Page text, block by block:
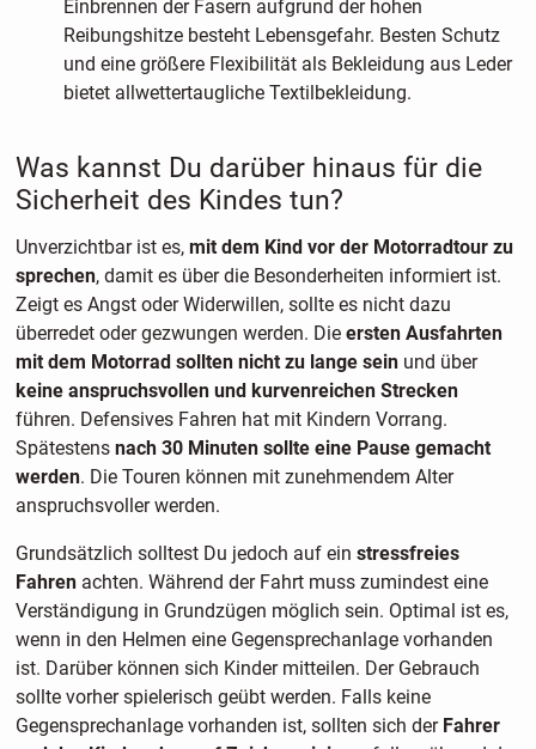
Einbrennen der Fasern aufgrund der hohen
Reibungshitze besteht Lebensgefahr. Besten Schutz
und eine größere Flexibilität als Bekleidung aus Leder
bietet allwettertaugliche Textilbekleidung.
Was kannst Du darüber hinaus für die
Sicherheit des Kindes tun?
Unverzichtbar ist es, mit dem Kind vor der Motorradtour zu
sprechen, damit es über die Besonderheiten informiert ist.
Zeigt es Angst oder Widerwillen, sollte es nicht dazu
überredet oder gezwungen werden. Die ersten Ausfahrten
mit dem Motorrad sollten nicht zu lange seinund über
keine anspruchsvollen und kurvenreichen Strecken
führen. Defensives Fahren hat mit Kindern Vorrang.
Spätestens nach 30 Minuten sollte eine Pause gemacht
werden. Die Touren können mit zunehmendem Alter
anspruchsvoller werden.
Grundsätzlich solltest Du jedoch auf ein stressfreies
Fahrenachten. Während der Fahrt muss zumindest eine
Verständigung in Grundzügen möglich sein. Optimal ist es,
wenn in den Helmen eine Gegensprechanlage vorhanden
ist. Darüber können sich Kinder mitteilen. Der Gebrauch
sollte vorher spielerisch geübt werden. Falls keine
Gegensprechanlage vorhanden ist, sollten sich der Fahrer